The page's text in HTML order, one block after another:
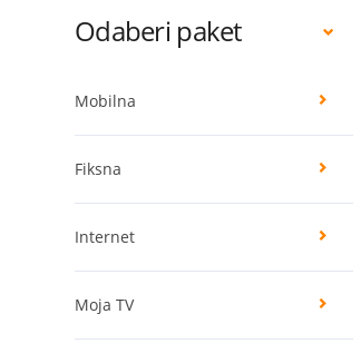
Odaberi paket
Mobilna
Fiksna
Internet
Moja TV